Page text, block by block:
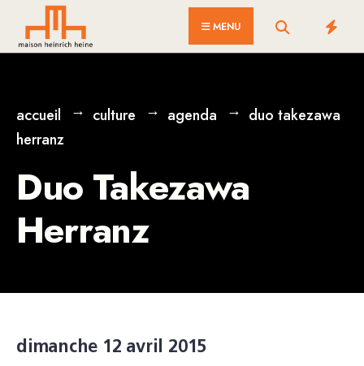
MENU
accueil culture agenda
duo takezawa
herranz
Duo Takezawa
Herranz
dimanche 12 avril 2015